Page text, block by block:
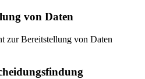
von Daten
zur Bereitstellung von Daten